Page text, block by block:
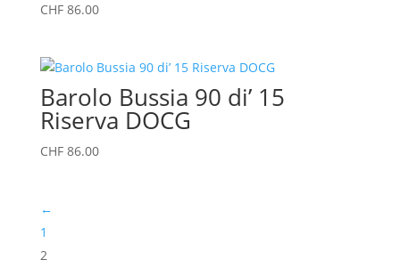
CHF86.00
Barolo Bussia 90 di’ 15
Riserva DOCG
CHF86.00
←
1
2